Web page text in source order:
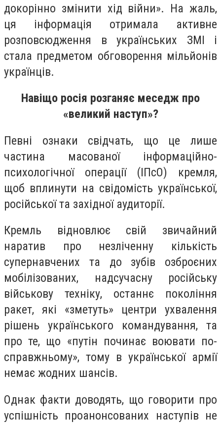
докорінно змінити хід війни». На жаль,
ця інформація отримала активне
розповсюдження в українських ЗМІ і
стала предметом обговорення мільйонів
українців.
Навіщо росія розганяє меседж про
«великий наступ»?
Певні ознаки свідчать, що це лише
частина масованої інформаційно-
психологічної операції (ІПсО) кремля,
щоб вплинути на свідомість української,
російської та західної аудиторії.
Кремль відновлює свій звичайний
наратив про незліченну кількість
супернавчених та до зубів озброєних
мобілізованих, надсучасну російську
військову техніку, останнє покоління
ракет, які «зметуть» центри ухвалення
рішень українського командування, та
про те, що «путін починає воювати по-
справжньому», тому в української армії
немає жодних шансів.
Однак факти доводять, що говорити про
успішність проанонсованих наступів не